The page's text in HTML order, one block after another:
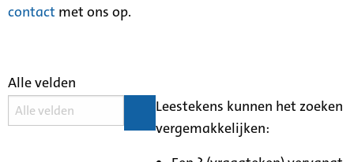
contact met ons op.
Alle velden
Leestekens kunnen het zoeken
vergemakkelijken: